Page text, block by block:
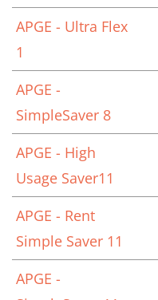
APGE - Ultra Flex
1
APGE -
SimpleSaver 8
APGE - High
Usage Saver11
APGE - Rent
Simple Saver 11
APGE -